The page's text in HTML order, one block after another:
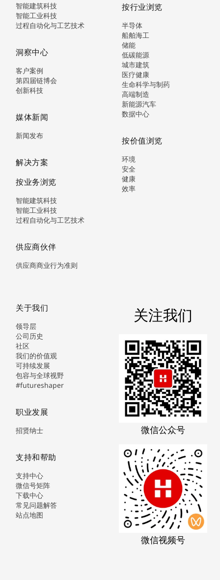
智能建筑科技
智能工业科技
过程自动化与工艺技术
洞察中心
客户案例
第四届链博会
创新科技
媒体新闻
新闻发布
解决方案
按业务浏览
智能建筑科技
智能工业科技
过程自动化与工艺技术
供应商伙伴
供应商商业行为准则
按行业浏览
半导体
船舶海工
储能
低碳能源
城市建筑
医疗健康
生命科学与制药
高端制造
新能源汽车
数据中心
按价值浏览
环境
安全
健康
效率
关于我们
领导层
公司历史
社区
我们的价值观
可持续发展
包容与全球视野
#futureshaper
职业发展
招贤纳士
支持和帮助
支持中心
微信号矩阵
下载中心
常见问题解答
站点地图
关注我们
微信公众号
微信视频号